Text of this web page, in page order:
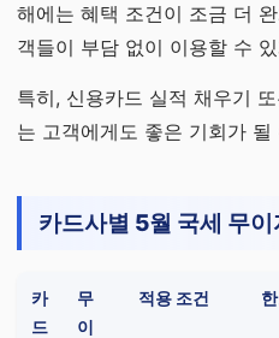
해에는 혜택 조건이 조금 더
객들이 부담 없이 이용할 수
특히, 신용카드 실적 채우기
는 고객에게도 좋은 기회가 될
카드사별 5월 국세 무
카
드
무
이
적용 조건